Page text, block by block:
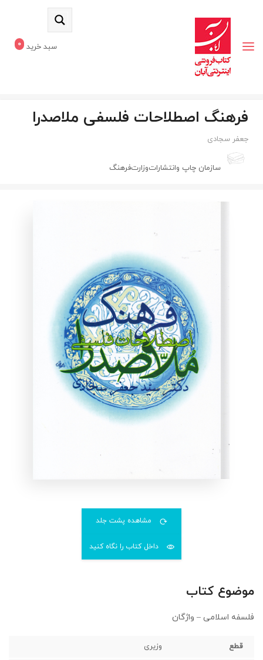
سبد خرید 0
فرهنگ اصطلاحات فلسفی ملاصدرا
جعفر سجادی
سازمان‌ چاپ‌ وانتشارات‌وزارت‌فرهنگ‌
مشاهده پشت جلد
داخل کتاب را نگاه کنید
موضوع کتاب
فلسفه اسلامی – واژگان
قطع وزیری‌